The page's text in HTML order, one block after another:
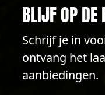
BLIJF OP DE
Schrijf je in
ontvang het
aanbiedingen.